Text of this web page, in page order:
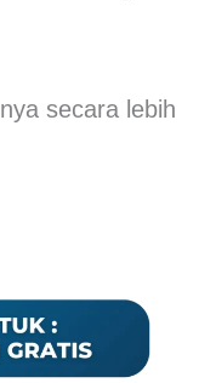
secara lebih